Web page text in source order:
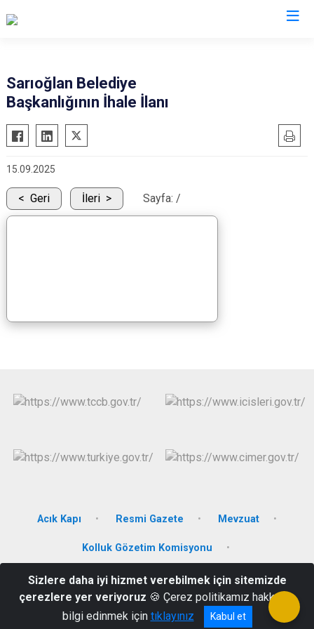
Akkışla
Bünyan
Felahiye
Hacılar
İncesu
Özvatan
Talas
Tomarza
Sarıoğlan Belediye
Başkanlığının İhale İlanı
15.09.2025
Geri İleri Sayfa: /
Acık Kapı Resmi Gazete Mevzuat
Kolluk Gözetim Komisyonu
Şenyurt Mah. Kayseri Cad. No: 24 38280 Sarıoğlan/Kayseri
03528112008
Sizlere daha iyi hizmet verebilmek için sitemizde
çerezlere yer veriyoruz 🍪 Çerez politikamız hakkında
bilgi edinmek için tıklayınız Kabul et